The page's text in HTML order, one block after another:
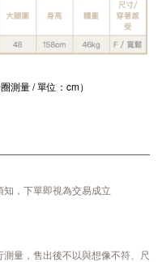
測量 / 單位：cm）
，下單即視為交易成立
量，售出後不以與想像不符、尺